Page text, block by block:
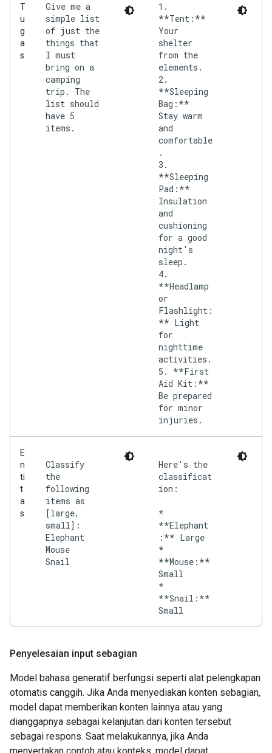
T
u
g
a
s
Give me a
simple list
of just the
things that
I must
bring on a
camping
trip. The
list should
have 5
items.
1.
**Tent:**
Your
shelter
from the
elements.
2.
**Sleeping
Bag:**
Stay warm
and
comfortable
.
3.
**Sleeping
Pad:**
Insulation
and
cushioning
for a good
night's
sleep.
4.
**Headlamp
or
Flashlight:
** Light
for
nighttime
activities.
5. **First
Aid Kit:**
Be prepared
for minor
injuries.
E
n
ti
t
a
s
Classify
the
following
items as
[large,
small]:
Elephant
Mouse
Snail
Here's the
classificat
ion:
*
**Elephant
:** Large
*
**Mouse:**
Small
*
**Snail:**
Penyelesaian input sebagian
Model bahasa generatif berfungsi seperti alat pelengkapan
otomatis canggih. Jika Anda menyediakan konten sebagian,
model dapat memberikan konten lainnya atau yang
dianggapnya sebagai kelanjutan dari konten tersebut
sebagai respons. Saat melakukannya, jika Anda